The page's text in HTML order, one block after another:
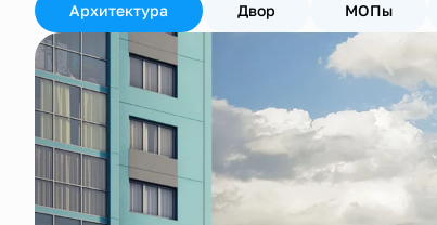
Архитектура Двор МОПы